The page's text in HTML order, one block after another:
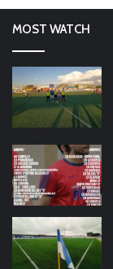
MOST WATCH